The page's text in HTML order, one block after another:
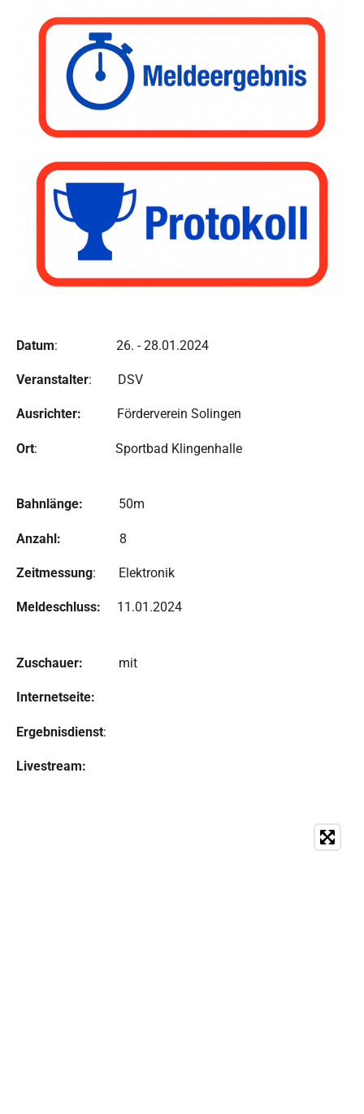
Datum: 26. - 28.01.2024
Veranstalter: DSV
Ausrichter: Förderverein Solingen
Ort: Sportbad Klingenhalle
Bahnlänge: 50m
Anzahl: 8
Zeitmessung: Elektronik
Meldeschluss: 11.01.2024
Zuschauer: mit
Internetseite:
Ergebnisdienst:
Livestream: